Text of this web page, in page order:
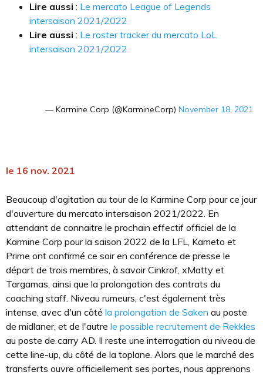
Lire aussi : Le mercato League of Legends
intersaison 2021/2022
Lire aussi : Le roster tracker du mercato LoL
intersaison 2021/2022
— Karmine Corp (@KarmineCorp) November 18, 2021
le 16 nov. 2021
Beaucoup d'agitation au tour de la Karmine Corp pour ce jour
d'ouverture du mercato intersaison 2021/2022. En
attendant de connaitre le prochain effectif officiel de la
Karmine Corp pour la saison 2022 de la LFL, Kameto et
Prime ont confirmé ce soir en conférence de presse le
départ de trois membres, à savoir Cinkrof, xMatty et
Targamas, ainsi que la prolongation des contrats du
coaching staff. Niveau rumeurs, c'est également très
intense, avec d'un côté la prolongation de Saken au poste
de midlaner, et de l'autre le possible recrutement de Rekkles
au poste de carry AD. Il reste une interrogation au niveau de
cette line-up, du côté de la toplane. Alors que le marché des
transferts ouvre officiellement ses portes, nous apprenons